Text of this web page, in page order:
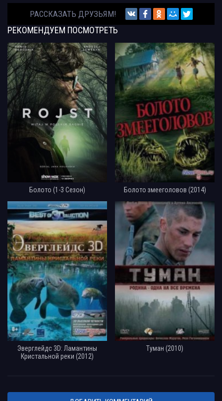
РАССКАЗАТЬ ДРУЗЬЯМ!
РЕКОМЕНДУЕМ ПОСМОТРЕТЬ
Болото (1-3 Сезон) Болото змееголовов (2014)
Эверглейдс 3D: Ламантины
Кристальной реки (2012)
Туман (2010)